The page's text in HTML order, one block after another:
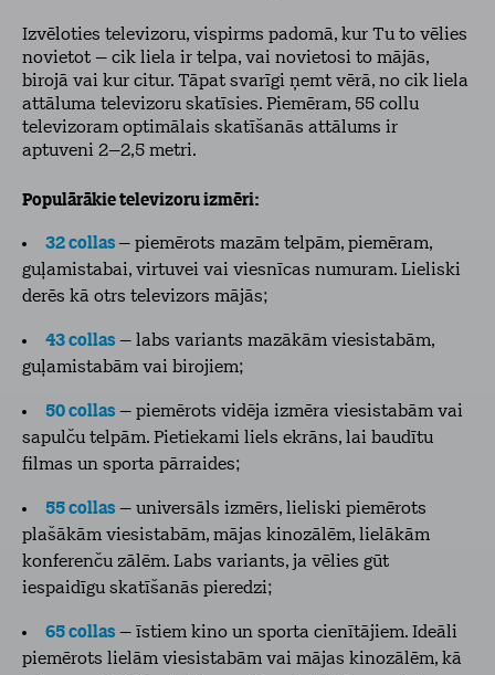
Izvēloties televizoru, vispirms padomā, kur Tu to vēlies
novietot – cik liela ir telpa, vai novietosi to mājās,
birojā vai kur citur. Tāpat svarīgi ņemt vērā, no cik liela
attāluma televizoru skatīsies. Piemēram, 55 collu
televizoram optimālais skatīšanās attālums ir
aptuveni 2–2,5 metri.
Populārākie televizoru izmēri:
32 collas– piemērots mazām telpām, piemēram,
guļamistabai, virtuvei vai viesnīcas numuram. Lieliski
derēs kā otrs televizors mājās;
43 collas – labs variants mazākām viesistabām,
guļamistabām vai birojiem;
50 collas – piemērots vidēja izmēra viesistabām vai
sapulču telpām. Pietiekami liels ekrāns, lai baudītu
filmas un sporta pārraides;
55 collas – universāls izmērs, lieliski piemērots
plašākām viesistabām, mājas kinozālēm, lielākām
konferenču zālēm. Labs variants, ja vēlies gūt
iespaidīgu skatīšanās pieredzi;
65 collas – īstiem kino un sporta cienītājiem. Ideāli
piemērots lielām viesistabām vai mājas kinozālēm, kā